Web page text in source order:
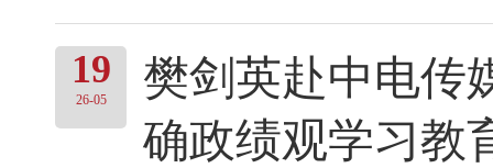
19
26-05
樊剑英赴中电传
确政绩观学习教